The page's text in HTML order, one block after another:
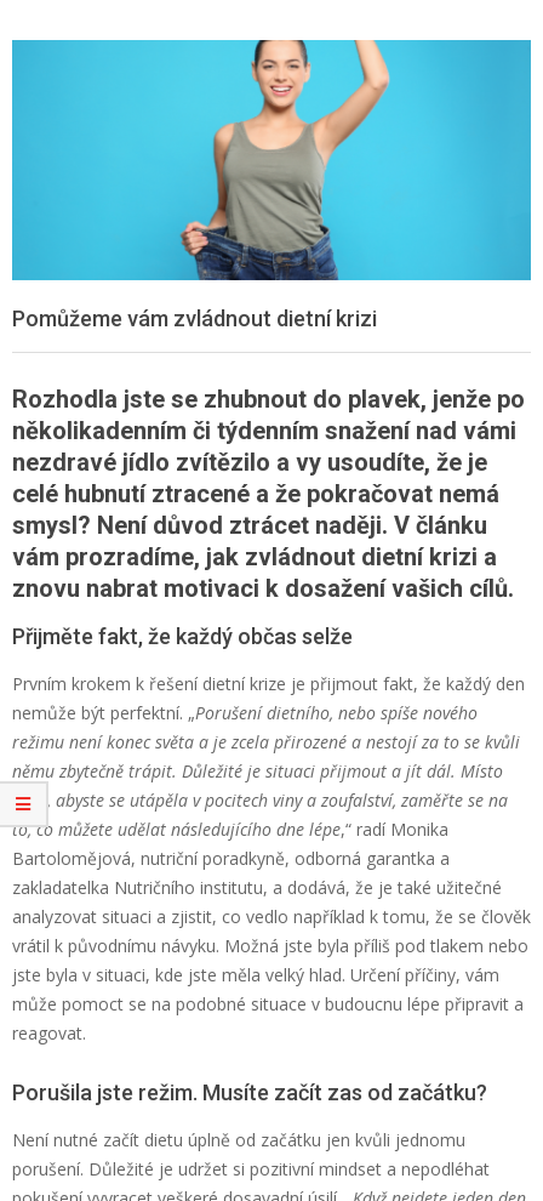
Pomůžeme vám zvládnout dietní krizi
Rozhodla jste se zhubnout do plavek, jenže po
několikadenním či týdenním snažení nad vámi
nezdravé jídlo zvítězilo a vy usoudíte, že je
celé hubnutí ztracené a že pokračovat nemá
smysl? Není důvod ztrácet naději. V článku
vám prozradíme, jak zvládnout dietní krizi a
znovu nabrat motivaci k dosažení vašich cílů.
Přijměte fakt, že každý občas selže
Prvním krokem k řešení dietní krize je přijmout fakt, že každý den
nemůže být perfektní. „Porušení dietního, nebo spíše nového
režimu není konec světa a je zcela přirozené a nestojí za to se kvůli
němu zbytečně trápit. Důležité je situaci přijmout a jít dál. Místo
toho, abyste se utápěla v pocitech viny a zoufalství, zaměřte se na
to, co můžete udělat následujícího dne lépe,“ radí Monika
Bartolomějová, nutriční poradkyně, odborná garantka a
zakladatelka Nutričního institutu, a dodává, že je také užitečné
analyzovat situaci a zjistit, co vedlo například k tomu, že se člověk
vrátil k původnímu návyku. Možná jste byla příliš pod tlakem nebo
jste byla v situaci, kde jste měla velký hlad. Určení příčiny, vám
může pomoct se na podobné situace v budoucnu lépe připravit a
reagovat.
Porušila jste režim. Musíte začít zas od začátku?
Není nutné začít dietu úplně od začátku jen kvůli jednomu
porušení. Důležité je udržet si pozitivní mindset a nepodléhat